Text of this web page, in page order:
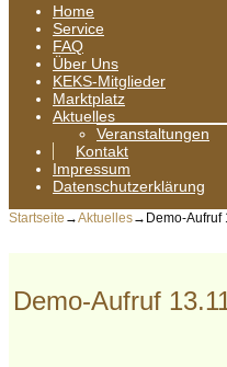
Home
Service
FAQ
Über Uns
KEKS-Mitglieder
Marktplatz
Aktuelles
Veranstaltungen
Kontakt
Impressum
Datenschutzerklärung
Startseite →Aktuelles→ Demo-Aufruf
Demo-Aufruf